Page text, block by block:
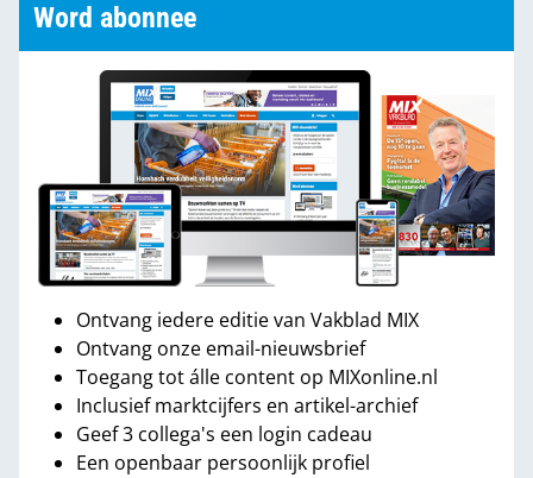
Word abonnee
Ontvang iedere editie van Vakblad MIX
Ontvang onze email-nieuwsbrief
Toegang tot álle content op MIXonline.nl
Inclusief marktcijfers en artikel-archief
Geef 3 collega's een login cadeau
Een openbaar persoonlijk profiel